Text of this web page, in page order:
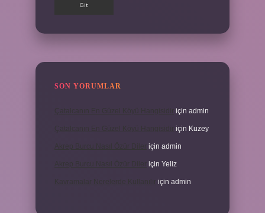
SON YORUMLAR
için admin
için Kuzey
Akrep Burcu Nasıl Özür Diler için admin
Akrep Burcu Nasıl Özür Diler için Yeliz
için admin